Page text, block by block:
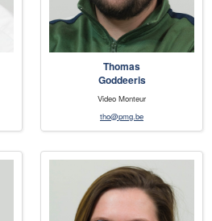
Thomas
Goddeeris
Video Monteur
tho@pmg.be